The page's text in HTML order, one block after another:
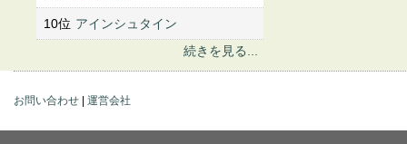
10位 アインシュタイン
続きを見る...
お問い合わせ 運営会社